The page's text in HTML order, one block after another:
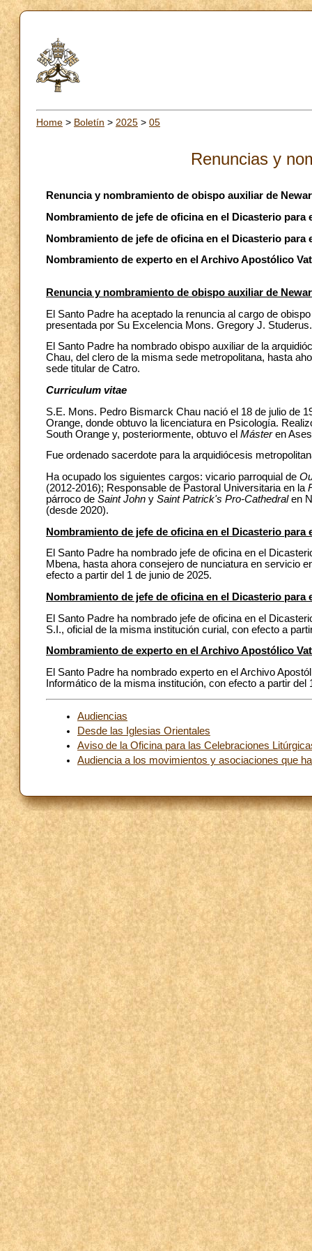
Home > Boletín > 2025 > 05
Renuncias y
Renuncia y nombramiento de obispo auxiliar de
Nombramiento de jefe de oficina en el Dicasterio para
Nombramiento de jefe de oficina en el Dicasterio
Nombramiento de experto en el Archivo Apostólico
Renuncia y nombramiento de obispo auxiliar de
El Santo Padre ha aceptado la renuncia al cargo de
presentada por Su Excelencia Mons. Gregory J. Studerus.
El Santo Padre ha nombrado obispo auxiliar de la
Chau, del clero de la misma sede metropolitana, hasta
sede titular de Catro.
Curriculum vitae
S.E. Mons. Pedro Bismarck Chau nació el 18 de julio de
Orange, donde obtuvo la licenciatura en Psicología.
South Orange y, posteriormente, obtuvo el Másteren
Fue ordenado sacerdote para la arquidiócesis
Ha ocupado los siguientes cargos: vicario parroquial de
(2012-2016); Responsable de Pastoral Universitaria en la
párroco de Saint John y Saint Patrick's Pro-Cathedralen
(desde 2020).
Nombramiento de jefe de oficina en el Dicasterio para
El Santo Padre ha nombrado jefe de oficina en el
Mbena, hasta ahora consejero de nunciatura en servicio
efecto a partir del 1 de junio de 2025.
Nombramiento de jefe de oficina en el Dicasterio
El Santo Padre ha nombrado jefe de oficina en el
S.I., oficial de la misma institución curial, con efecto a
Nombramiento de experto en el Archivo Apostólico
El Santo Padre ha nombrado experto en el Archivo
Informático de la misma institución, con efecto a partir del
Audiencias
Desde las Iglesias Orientales
Aviso de la Oficina para las Celebraciones
Audiencia a los movimientos y asociaciones que